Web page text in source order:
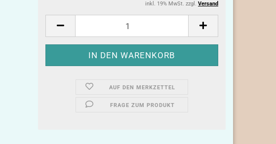
inkl. 19% MwSt. zzgl. Versand
AUF DEN MERKZETTEL
FRAGE ZUM PRODUKT